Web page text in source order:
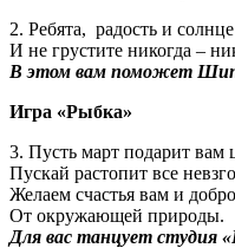
2. Ребята, радость и
И не грустите никогда –
В этом вам поможет
Игра «Рыбка»
3. Пусть март подарит вам
Пускай растопит все
Желаем счастья вам и
От окружающей природы.
Для вас танцует студия